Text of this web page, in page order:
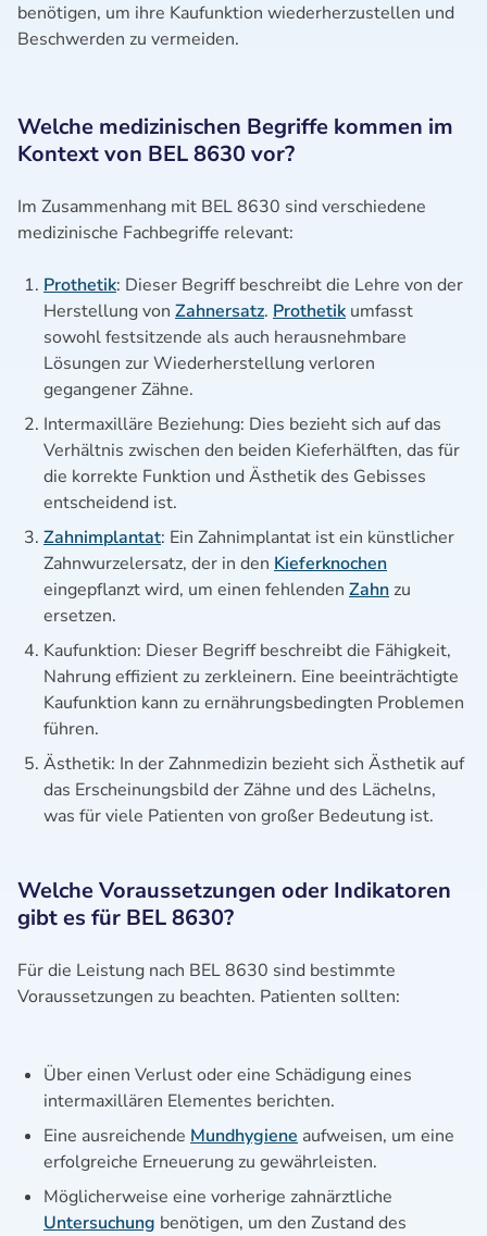
benötigen, um ihre Kaufunktion wiederherzustellen und
Beschwerden zu vermeiden.
Welche medizinischen Begriffe kommen im
Kontext von BEL 8630 vor?
Im Zusammenhang mit BEL 8630 sind verschiedene
medizinische Fachbegriffe relevant:
Prothetik: Dieser Begriff beschreibt die Lehre von der
Herstellung von Zahnersatz. Prothetikumfasst
sowohl festsitzende als auch herausnehmbare
Lösungen zur Wiederherstellung verloren
gegangener Zähne.
Intermaxilläre Beziehung: Dies bezieht sich auf das
Verhältnis zwischen den beiden Kieferhälften, das für
die korrekte Funktion und Ästhetik des Gebisses
entscheidend ist.
Zahnimplantat: Ein Zahnimplantat ist ein künstlicher
Zahnwurzelersatz, der in den Kieferknochen
eingepflanzt wird, um einen fehlenden Zahn zu
ersetzen.
Kaufunktion: Dieser Begriff beschreibt die Fähigkeit,
Nahrung effizient zu zerkleinern. Eine beeinträchtigte
Kaufunktion kann zu ernährungsbedingten Problemen
führen.
Ästhetik: In der Zahnmedizin bezieht sich Ästhetik auf
das Erscheinungsbild der Zähne und des Lächelns,
was für viele Patienten von großer Bedeutung ist.
Welche Voraussetzungen oder Indikatoren
gibt es für BEL 8630?
Für die Leistung nach BEL 8630 sind bestimmte
Voraussetzungen zu beachten. Patienten sollten:
Über einen Verlust oder eine Schädigung eines
intermaxillären Elementes berichten.
Eine ausreichende Mundhygiene aufweisen, um eine
erfolgreiche Erneuerung zu gewährleisten.
Möglicherweise eine vorherige zahnärztliche
Untersuchung benötigen, um den Zustand des